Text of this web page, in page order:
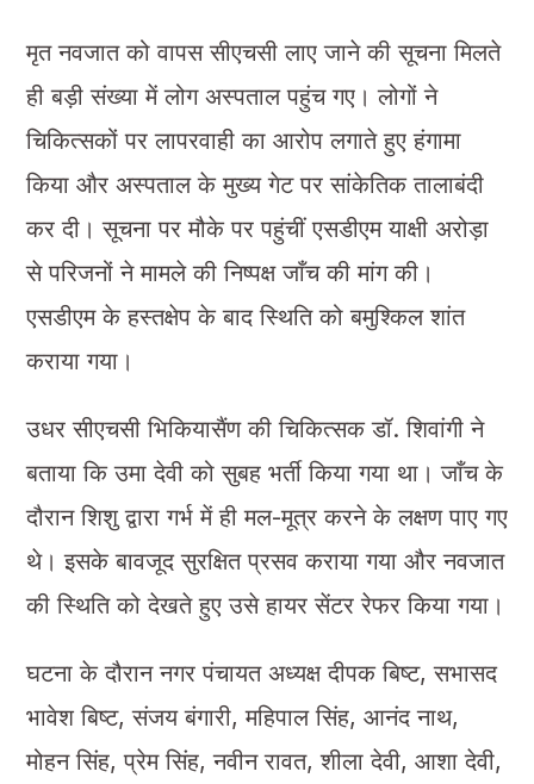
मृत नवजात को वापस सीएचसी लाए जाने की सूचना मिलते
ही बड़ी संख्या में लोग अस्पताल पहुंच गए। लोगों ने
चिकित्सकों पर लापरवाही का आरोप लगाते हुए हंगामा
किया और अस्पताल के मुख्य गेट पर सांकेतिक तालाबंदी
कर दी। सूचना पर मौके पर पहुंचीं एसडीएम याक्षी अरोड़ा
से परिजनों ने मामले की निष्पक्ष जाँच की मांग की।
एसडीएम के हस्तक्षेप के बाद स्थिति को बमुश्किल शांत
कराया गया।
उधर सीएचसी भिकियासैंण की चिकित्सक डॉ. शिवांगी ने
बताया कि उमा देवी को सुबह भर्ती किया गया था। जाँच के
दौरान शिशु द्वारा गर्भ में ही मल-मूत्र करने के लक्षण पाए गए
थे। इसके बावजूद सुरक्षित प्रसव कराया गया और नवजात
की स्थिति को देखते हुए उसे हायर सेंटर रेफर किया गया।
घटना के दौरान नगर पंचायत अध्यक्ष दीपक बिष्ट, सभासद
भावेश बिष्ट, संजय बंगारी, महिपाल सिंह, आनंद नाथ,
मोहन सिंह, प्रेम सिंह, नवीन रावत, शीला देवी, आशा देवी,